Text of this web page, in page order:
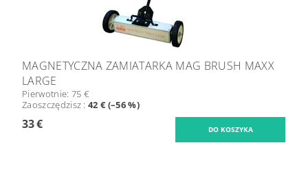
MAGNETYCZNA ZAMIATARKA MAG BRUSH MAXX
LARGE
Pierwotnie: 75 €
Zaoszczędzisz :42 € (–56 %)
33 €